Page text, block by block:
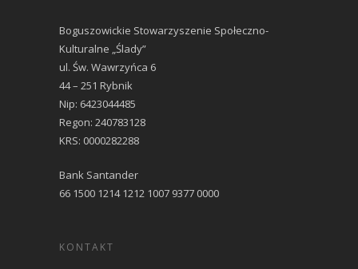
Boguszowickie Stowarzyszenie Społeczno-
Kulturalne „Ślady”
ul. Św. Wawrzyńca 6
44 – 251 Rybnik
Nip: 6423044485
Regon: 240783128
KRS: 0000282288
Bank Santander
66 1500 1214 1212 1007 9377 0000
KONTAKT